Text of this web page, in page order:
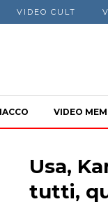
VIDEO CULT
VIDEO
Usa,
tutti,